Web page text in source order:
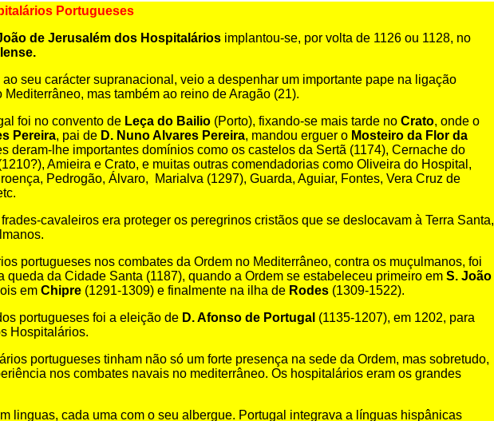
Portugueses
de Jerusalém dos Hospitaláriosimplantou-se, por volta de 1126 ou 1128, no
seu carácter supranacional, veio a despenhar um importante pape na ligação
mas também ao reino de Aragão (21).
foi no convento de Leça do Bailio(Porto), fixando-se mais tarde noCrato, onde o
Pereira, pai deD. Nuno Alvares Pereira, mandou erguer o Mosteiro da Flor da
deram-lhe importantes domínios como os castelos da Sertã (1174), Cernache do
Amieira e Crato, e muitas outras comendadorias como Oliveira do Hospital,
Pedrogão, Álvaro, Marialva (1297), Guarda, Aguiar, Fontes, Vera Cruz de
cavaleiros era proteger os peregrinos cristãos que se deslocavam à Terra Santa,
portugueses nos combates da Ordem no Mediterrâneo, contra os muçulmanos, foi
queda da Cidade Santa (1187), quando a Ordem se estabeleceu primeiro em S. João
em Chipre(1291-1309) e finalmente na ilha de Rodes(1309-1522).
portugueses foi a eleição de D. Afonso de Portugal (1135-1207), em 1202, para
Hospitalários.
portugueses tinham não só um forte presença na sede da Ordem, mas sobretudo,
nos combates navais no mediterrâneo. Os hospitalários eram os grandes
linguas, cada uma com o seu albergue. Portugal integrava a línguas hispânicas